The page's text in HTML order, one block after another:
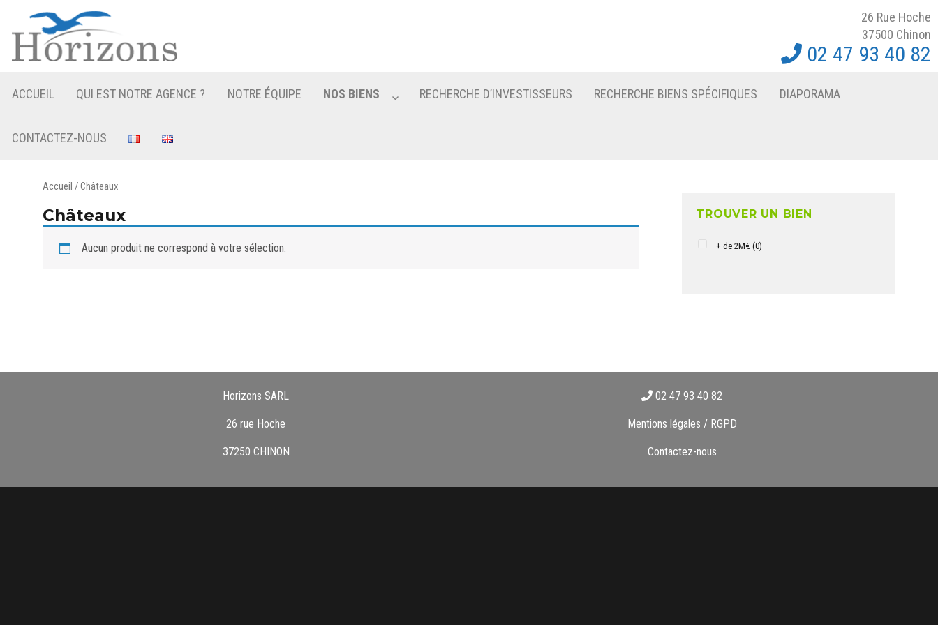
Horizons et Domaines
26 Rue Hoche
37500 Chinon
02 47 93 40 82
ACCUEIL QUI EST NOTRE AGENCE ? NOTRE ÉQUIPE NOS BIENS RECHERCHE D’INVESTISSEURS RECHERCHE BIENS SPÉCIFIQUES DIAPORAMA
CONTACTEZ-NOUS
Accueil / Châteaux
Châteaux
Aucun produit ne correspond à votre sélection.
TROUVER UN BIEN
+ de 2M€ (0)
Horizons SARL
26 rue Hoche
37250 CHINON
02 47 93 40 82
Mentions légales / RGPD
Contactez-nous